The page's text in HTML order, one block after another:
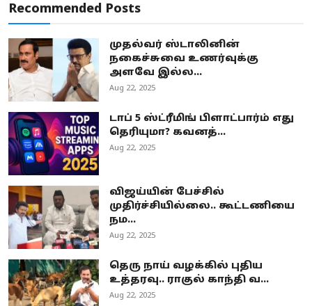
Recommended Posts
முதல்வர் ஸ்டாலினின்
நகைச்சுவை உணர்வுக்கு
அளவே இல்ல...
Aug 22, 2025
டாப் 5 ஸ்ட்ரீமிங் பிளாட்பார்ம் எது
தெரியுமா? கவனத்...
Aug 22, 2025
விஜய்யின் பேச்சில்
முதிர்ச்சியில்லை.. கூட்டணியை
நம...
Aug 22, 2025
தெரு நாய் வழக்கில் புதிய
உத்தரவு.. ராகுல் காந்தி வ...
Aug 22, 2025